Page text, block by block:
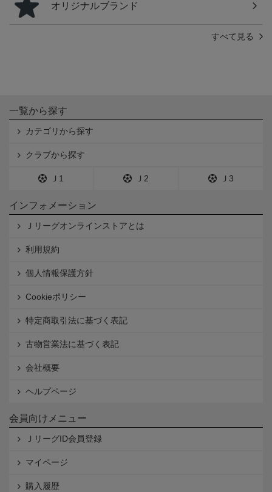
オリジナルブランド
すべて見る
一覧から探す
カテゴリから探す
クラブから探す
Ｊ1 Ｊ2 Ｊ3
インフォメーション
Ｊリーグオンラインストアとは
利用規約
個人情報保護方針
Cookieポリシー
特定商取引法に基づく表記
古物営業法に基づく表記
会社概要
ヘルプページ
会員向けメニュー
ＪリーグID会員登録
マイページ
購入履歴